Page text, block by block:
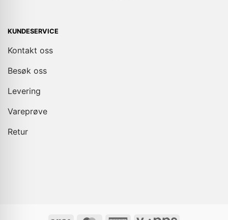
KUNDESERVICE
Kontakt oss
Besøk oss
Levering
Vareprøve
Retur